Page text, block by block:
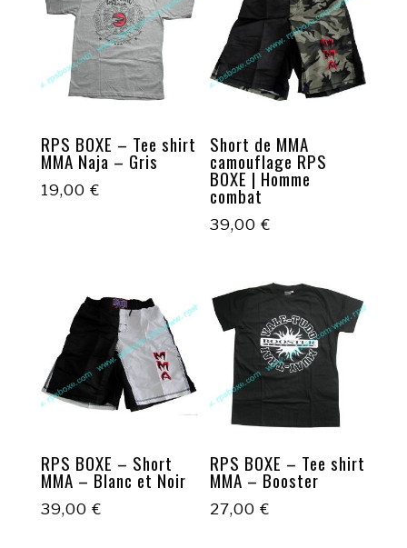
RPS BOXE – Tee shirt
MMA Naja – Gris
19,00 €
Short de MMA
camouflage RPS
BOXE | Homme
combat
39,00€
RPS BOXE – Short
MMA – Blanc et Noir
39,00 €
RPS BOXE – Tee shirt
MMA – Booster
27,00€